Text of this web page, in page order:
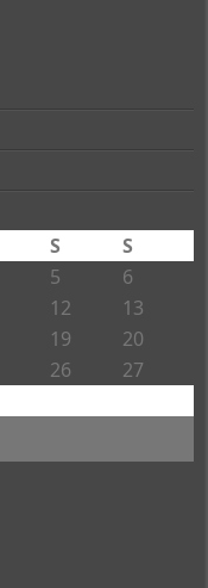
S
S
5
6
12 13
19
20
26
27